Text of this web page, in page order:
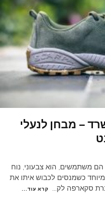
– מבחן לנעלי
משתמשים, הוא צבעוני, נוח
כשמנסים לכבוש איתו את
סקארפה לק... קרא עוד...